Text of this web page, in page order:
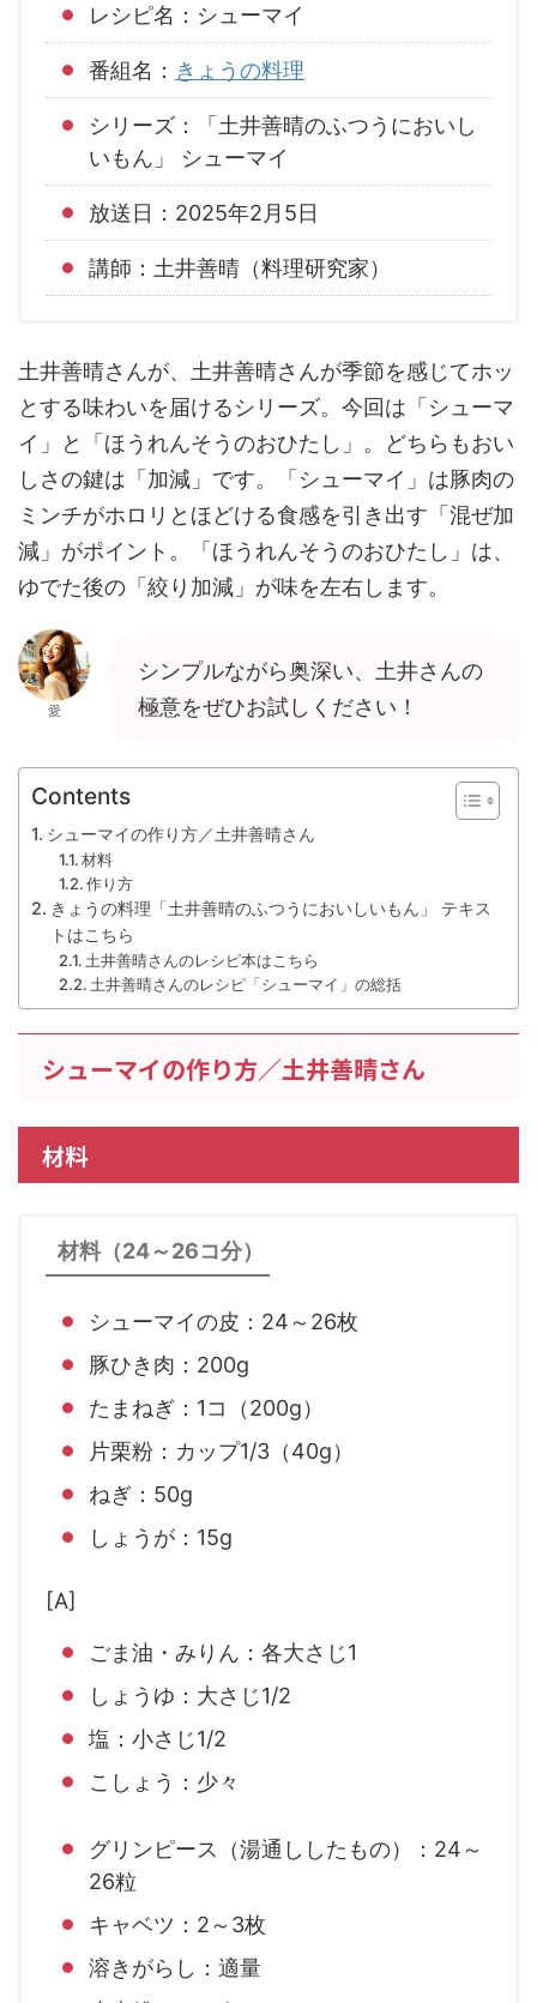
レシピ名：シューマイ
番組名： きょうの料理
シリーズ：「土井善晴のふつうにおいし
いもん」 シューマイ
放送日：2025年2月5日
講師：土井善晴（料理研究家）
土井善晴さんが、土井善晴さんが季節を感じてホッ
とする味わいを届けるシリーズ。今回は「シューマ
イ」と「ほうれんそうのおひたし」。どちらもおい
しさの鍵は「加減」です。「シューマイ」は豚肉の
ミンチがホロリとほどける食感を引き出す「混ぜ加
減」がポイント。「ほうれんそうのおひたし」は、
ゆでた後の「絞り加減」が味を左右します。
愛
シンプルながら奥深い、土井さんの
極意をぜひお試しください！
Contents
シューマイの作り方／土井善晴さん
材料
作り方
きょうの料理「土井善晴のふつうにおいしいもん」 テキス
トはこちら
土井善晴さんのレシピ本はこちら
土井善晴さんのレシピ「シューマイ」の総括
シューマイの作り方／土井善晴さん
材料
材料（24～26コ分）
シューマイの皮：24～26枚
豚ひき肉：200g
たまねぎ：1コ（200g）
片栗粉：カップ1/3（40g）
ねぎ：50g
しょうが：15g
[A]
ごま油・みりん：各大さじ1
しょうゆ：大さじ1/2
塩：小さじ1/2
こしょう：少々
グリンピース（湯通ししたもの）：24～
26粒
キャベツ：2～3枚
溶きがらし：適量